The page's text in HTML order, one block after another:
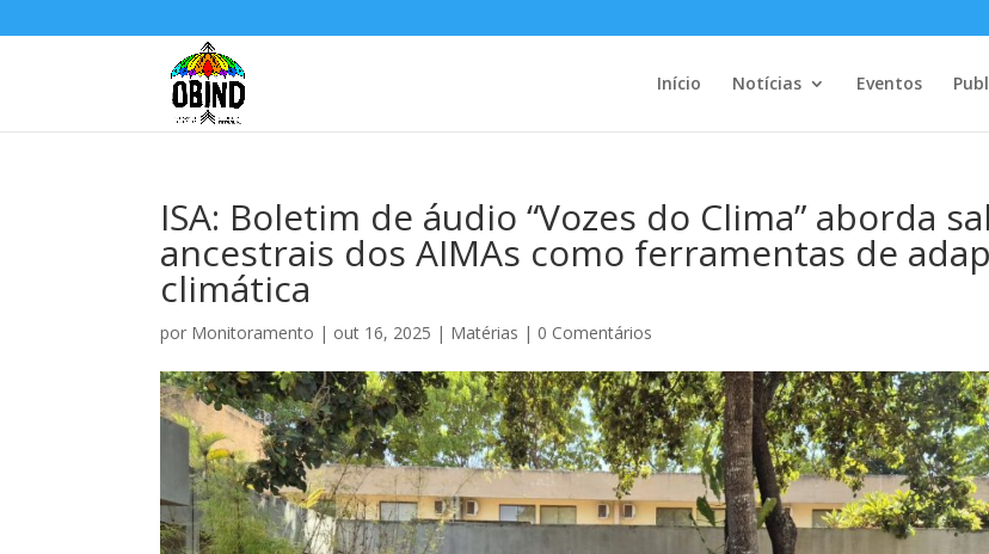
Início Notícias Eventos
ISA: Boletim de áudio “Vozes do Clima” aborda
ancestrais dos AIMAs como ferramentas de
climática
por Monitoramento | out 16, 2025 | Matérias | 0 Comentários